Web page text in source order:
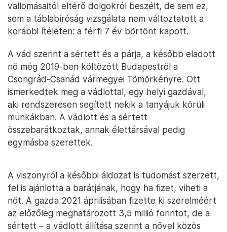
vallomásaitól eltérő dolgokról beszélt, de sem ez,
sem a táblabíróság vizsgálata nem változtatott a
korábbi ítéleten: a férfi 7 év börtönt kapott.
A vád szerint a sértett és a párja, a később eladott
nő még 2019-ben költözött Budapestről a
Csongrád-Csanád vármegyei Tömörkényre. Ott
ismerkedtek meg a vádlottal, egy helyi gazdával,
aki rendszeresen segített nekik a tanyájuk körüli
munkákban. A vádlott és a sértett
összebarátkoztak, annak élettársával pedig
egymásba szerettek.
A viszonyról a későbbi áldozat is tudomást szerzett,
fel is ajánlotta a barátjának, hogy ha fizet, viheti a
nőt. A gazda 2021 áprilisában fizette ki szerelméért
az előzőleg meghatározott 3,5 millió forintot, de a
sértett – a vádlott állítása szerint a nővel közös